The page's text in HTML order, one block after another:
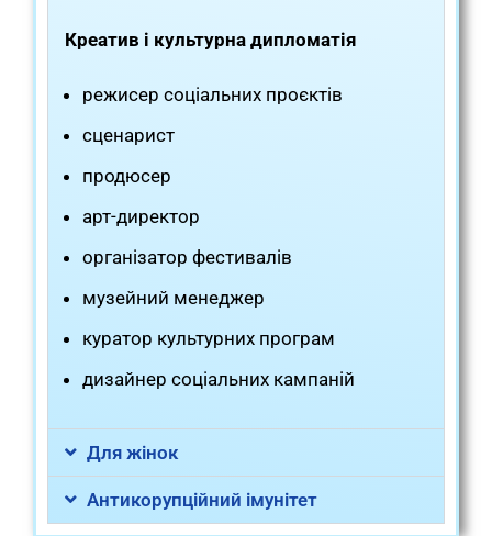
Креатив і культурна дипломатія
режисер соціальних проєктів
сценарист
продюсер
арт-директор
організатор фестивалів
музейний менеджер
куратор культурних програм
дизайнер соціальних кампаній
Для жінок
Антикорупційний імунітет